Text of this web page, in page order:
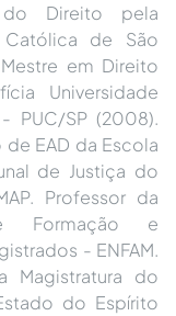
Direito pela
Católica de São
em Direito
Universidade
PUC/SP (2008).
EAD da Escola
de Justiça do
Professor da
Formação e
- ENFAM.
Magistratura do
do Espírito